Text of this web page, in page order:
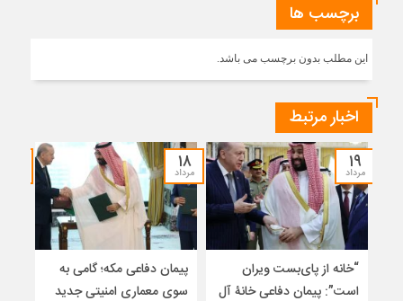
برچسب ها
این مطلب بدون برچسب می باشد.
اخبار مرتبط
۱۹
مرداد
“خانه از پای‌بست ویران
است”: پیمان دفاعی خانۀ آل
۱۸
مرداد
پیمان دفاعی مکه؛ گامی به
سوی معماری امنیتی جدید